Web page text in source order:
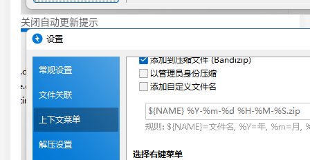
关闭自动更新提示